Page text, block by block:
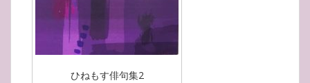
ひねもす俳句集2